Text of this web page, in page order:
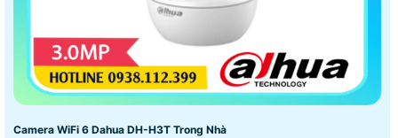
Camera WiFi 6 Dahua DH-H3T Trong Nhà